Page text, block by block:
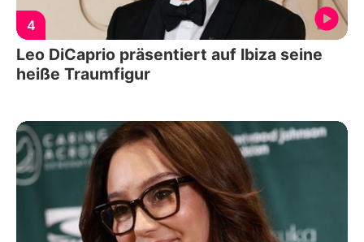
4
Leo DiCaprio präsentiert auf Ibiza seine
heiße Traumfigur